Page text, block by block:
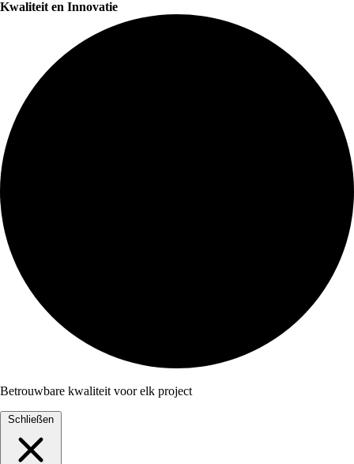
Kwaliteit en Innovatie
Betrouwbare kwaliteit voor elk project
Schließen